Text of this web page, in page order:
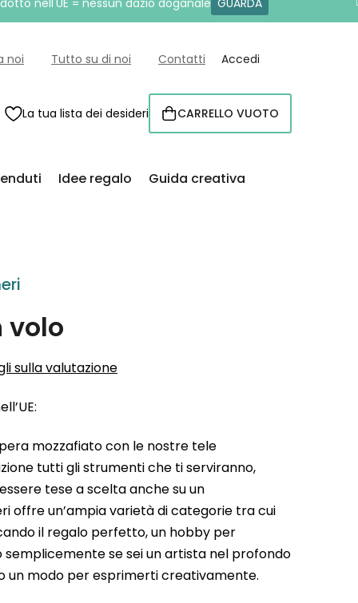
nell'UE = nessun dazio doganale GUARDA
noi Tutto su di noi Contatti Accedi
La tua lista dei desideri CARRELLO
CARRELLO VUOTO
Idee regalo Guida creativa
volo
sulla valutazione
mozzafiato con le nostre tele
tutti gli strumenti che ti serviranno,
tese a scelta anche su un
offre un’ampia varietà di categorie tra cui
il regalo perfetto, un hobby per
se sei un artista nel profondo
un modo per esprimerti creativamente.